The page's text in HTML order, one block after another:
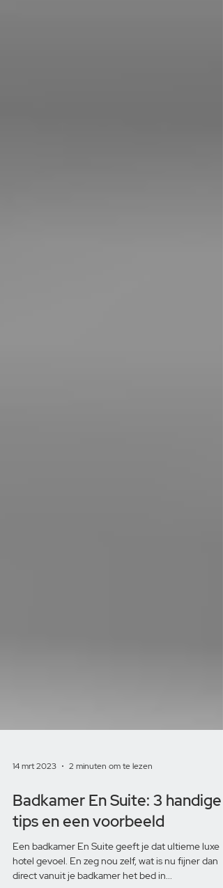
14 mrt 2023 2 minuten om te lezen
Badkamer En Suite: 3 handige
tips en een voorbeeld
Een badkamer En Suite geeft je dat ultieme luxe